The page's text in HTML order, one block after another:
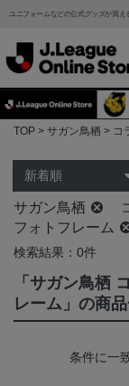
ユニフォームなどの公式グッズが買え
TOP サガン鳥栖 コ
サガン鳥栖
フォトフレーム
検索結果：0件
「サガン鳥栖
レーム」の商
条件に一